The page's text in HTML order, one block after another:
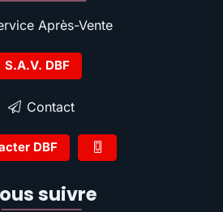
Après-Vente
S.A.V. DBF
Contact
DBF
suivre